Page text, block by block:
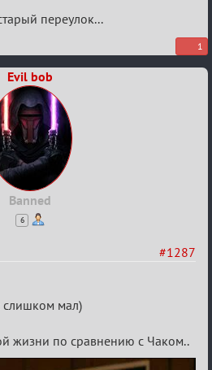
переулок...
1
Evil bob
Banned
6
#1287
слишком мал)
жизни по сравнению с Чаком..